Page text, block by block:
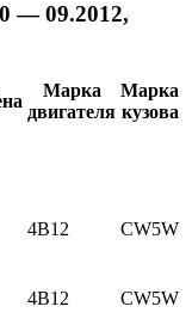
— 09.2012,
Марка
двигателя
Марка
кузова
4B12 CW5W
4B12 CW5W